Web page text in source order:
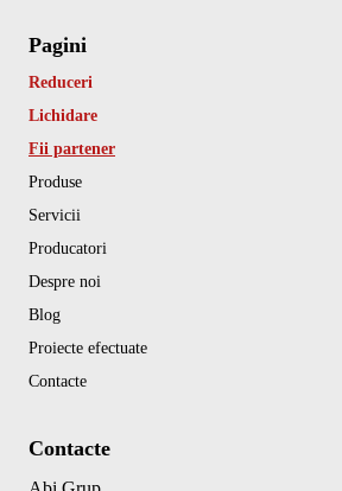
Pagini
Reduceri
Lichidare
Fii partener
Produse
Servicii
Producatori
Despre noi
Blog
Proiecte efectuate
Contacte
Contacte